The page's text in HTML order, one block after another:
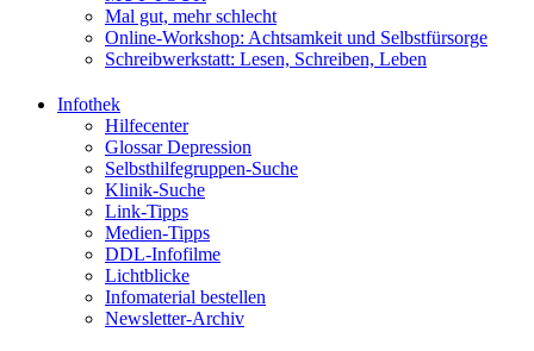
Mal gut, mehr schlecht
Online-Workshop: Achtsamkeit und Selbstfürsorge
Schreibwerkstatt: Lesen, Schreiben, Leben
Infothek
Hilfecenter
Glossar Depression
Selbsthilfegruppen-Suche
Klinik-Suche
Link-Tipps
Medien-Tipps
DDL-Infofilme
Lichtblicke
Infomaterial bestellen
Newsletter-Archiv